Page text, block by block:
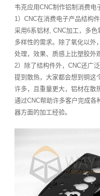
韦克应用CNC制作铝制消费电
1）CNC在消费电子产品结构
采用6系铝材, CNC加工，多
多样性的需求。除了氧化以外
处理，效果、质感上比塑胶外
2）除了结构件外，CNC还广
提到散热，大家都会想到铜这
许多，且重量更大，铝材在散
通过CNC帮助许多客户完成各
器方面的加工经验。